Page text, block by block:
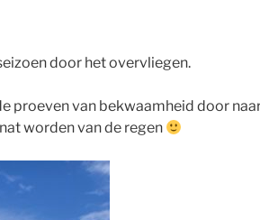
door het overvliegen.
proeven van bekwaamheid door
worden van de regen